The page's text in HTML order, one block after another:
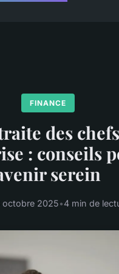
FINANCE
des chefs
: conseils
serein
octobre 2025•4 min de